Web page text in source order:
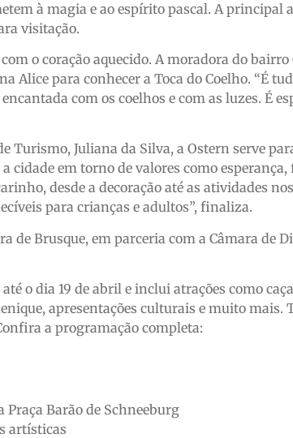
à magia e ao espírito pascal. A principal
visitação.
o coração aquecido. A moradora do bairro
Alice para conhecer a Toca do Coelho. “É
com os coelhos e com as luzes. É
Turismo, Juliana da Silva, a Ostern serve
cidade em torno de valores como
desde a decoração até as atividades
para crianças e adultos”, finaliza.
de Brusque, em parceria com a Câmara de
o dia 19 de abril e inclui atrações como
apresentações culturais e muito mais.
a programação completa:
Praça Barão de Schneeburg
artísticas